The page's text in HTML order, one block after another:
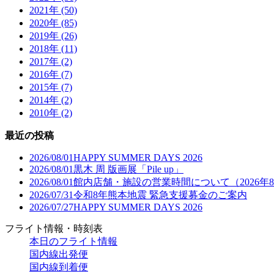
2021年 (50)
2020年 (85)
2019年 (26)
2018年 (11)
2017年 (2)
2016年 (7)
2015年 (7)
2014年 (2)
2010年 (2)
最近の投稿
2026/08/01HAPPY SUMMER DAYS 2026
2026/08/01黒木 周 版画展「Pile up」
2026/08/01館内店舗・施設の営業時間について（2026年8
2026/07/31令和8年熊本地震 緊急支援募金のご案内
2026/07/27HAPPY SUMMER DAYS 2026
フライト情報・時刻表
本日のフライト情報
国内線出発便
国内線到着便